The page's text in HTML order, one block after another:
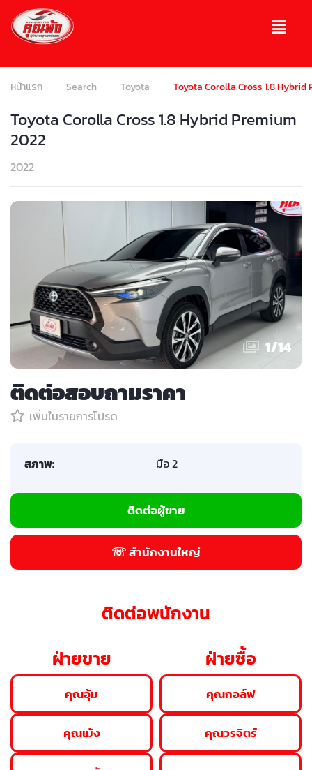
หน้าแรก Search Toyota Toyota Corolla Cross 1.8 Hybrid
Toyota Corolla Cross 1.8 Hybrid Premium
2022
2022
1/14
ติดต่อสอบถามราคา
เพิ่มในรายการโปรด
สภาพ: มือ 2
ติดต่อผู้ขาย
☏ สำนักงานใหญ่
ติดต่อพนักงาน
ฝ่ายขาย
คุณอุ้ม
คุณเม้ง
ฝ่ายซื้อ
คุณกอล์ฟ
คุณวรจิตร์